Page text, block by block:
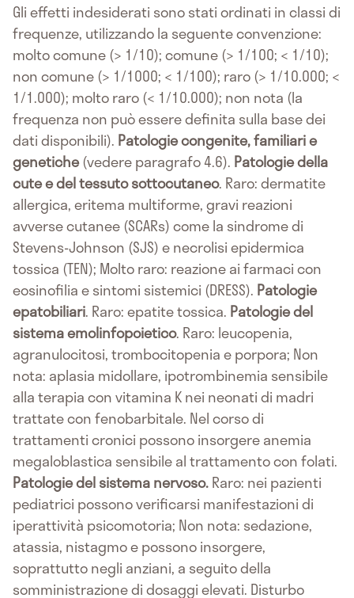
Gli effetti indesiderati sono stati ordinati in classi di
frequenze, utilizzando la seguente convenzione:
molto comune (> 1/10); comune (> 1/100; < 1/10);
non comune (> 1/1000; < 1/100); raro (> 1/10.000; <
1/1.000); molto raro (< 1/10.000); non nota (la
frequenza non può essere definita sulla base dei
dati disponibili). Patologie congenite, familiari e
genetiche(vedere paragrafo 4.6). Patologie della
cute e del tessuto sottocutaneo. Raro: dermatite
allergica, eritema multiforme, gravi reazioni
avverse cutanee (SCARs) come la sindrome di
Stevens-Johnson (SJS) e necrolisi epidermica
tossica (TEN); Molto raro: reazione ai farmaci con
eosinofilia e sintomi sistemici (DRESS). Patologie
epatobiliari. Raro: epatite tossica. Patologie del
sistema emolinfopoietico. Raro: leucopenia,
agranulocitosi, trombocitopenia e porpora; Non
nota: aplasia midollare, ipotrombinemia sensibile
alla terapia con vitamina K nei neonati di madri
trattate con fenobarbitale. Nel corso di
trattamenti cronici possono insorgere anemia
megaloblastica sensibile al trattamento con folati.
Patologie del sistema nervoso.Raro: nei pazienti
pediatrici possono verificarsi manifestazioni di
iperattività psicomotoria; Non nota: sedazione,
atassia, nistagmo e possono insorgere,
soprattutto negli anziani, a seguito della
somministrazione di dosaggi elevati. Disturbo